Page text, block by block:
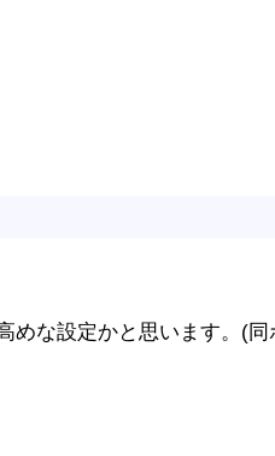
めな設定かと思います。(